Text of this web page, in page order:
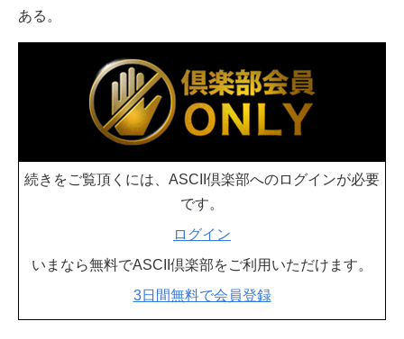
ある。
続きをご覧頂くには、ASCII倶楽部へのログインが必要
です。
ログイン
いまなら無料でASCII倶楽部をご利用いただけます。
3日間無料で会員登録